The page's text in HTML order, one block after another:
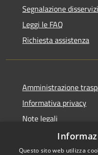
Segnalazione
Leggi le FAQ
Richiesta assistenza
Amministrazione
Informativa privacy
Note legali
Dichiarazione di
Questo sito web utilizza